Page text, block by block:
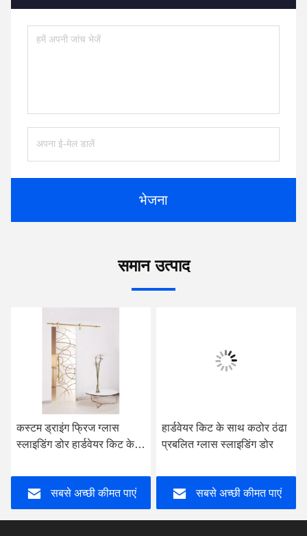
भेजना
समान उत्पाद
कस्टम ड्राइंग फ्रिज ग्लास
स्लाइडिंग डोर हार्डवेयर किट के
सबसे अच्छी कीमत पाएं
हार्डवेयर किट के साथ कठोर ठंढा
प्रबलित ग्लास स्लाइडिंग डोर
सबसे अच्छी कीमत पाएं